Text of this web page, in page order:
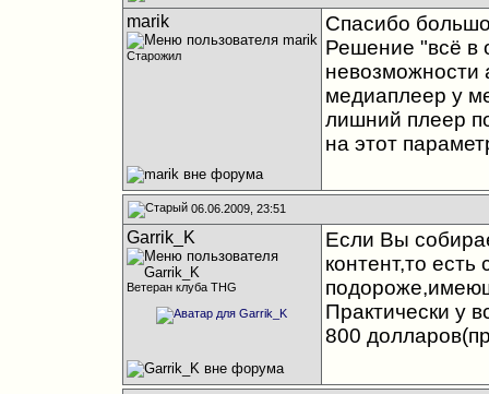
marik
Старожил
Спасибо
Решение "всё в
невозможности
медиаплеер у
лишний плеер
на этот
06.06.2009, 23:51
Garrik_K
Ветеран клуба THG
Если Вы
контент,то
Практически у
800